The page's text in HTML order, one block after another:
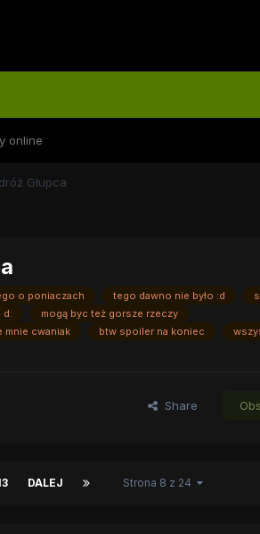
online
Głupca
o poniaczach tego dawno nie było :d
d:
mogą byc też gorsze rzeczy
mnie cwaniak btw spoiler na koniec
Share
DALEJ Strona 8 z 24